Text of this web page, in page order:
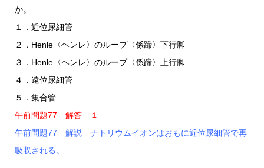
か。
１．近位尿細管
２．Henle〈ヘンレ〉のループ〈係蹄〉下行脚
３．Henle〈ヘンレ〉のループ〈係蹄〉上行脚
４．遠位尿細管
５．集合管
午前問題77 解答 １
午前問題77 解説 ナトリウムイオンはおもに近位尿細管で再
吸収される。